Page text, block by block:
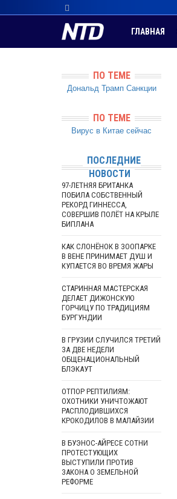
ГЛАВНАЯ
ПО ТЕМЕ
Дональд Трамп Санкции
ПО ТЕМЕ
Вирус в Китае сейчас
ПОСЛЕДНИЕ
НОВОСТИ
97-ЛЕТНЯЯ БРИТАНКА
ПОБИЛА СОБСТВЕННЫЙ
РЕКОРД ГИННЕССА,
СОВЕРШИВ ПОЛЁТ НА КРЫЛЕ
БИПЛАНА
КАК СЛОНЁНОК В ЗООПАРКЕ
В ВЕНЕ ПРИНИМАЕТ ДУШ И
КУПАЕТСЯ ВО ВРЕМЯ ЖАРЫ
СТАРИННАЯ МАСТЕРСКАЯ
ДЕЛАЕТ ДИЖОНСКУЮ
ГОРЧИЦУ ПО ТРАДИЦИЯМ
БУРГУНДИИ
В ГРУЗИИ СЛУЧИЛСЯ ТРЕТИЙ
ЗА ДВЕ НЕДЕЛИ
ОБЩЕНАЦИОНАЛЬНЫЙ
БЛЭКАУТ
ОТПОР РЕПТИЛИЯМ:
ОХОТНИКИ УНИЧТОЖАЮТ
РАСПЛОДИВШИХСЯ
КРОКОДИЛОВ В МАЛАЙЗИИ
В БУЭНОС-АЙРЕСЕ СОТНИ
ПРОТЕСТУЮЩИХ
ВЫСТУПИЛИ ПРОТИВ
ЗАКОНА О ЗЕМЕЛЬНОЙ
РЕФОРМЕ